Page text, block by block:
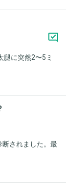
腿に突然2〜5ミ
断されました。最